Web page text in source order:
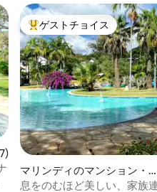
27件、5つ星中5.0つ星の平均
大好評のゲストチョイスで
ゲストチョイス
マリンディのマンション・ア
パート
息をのむほど美しい、家族